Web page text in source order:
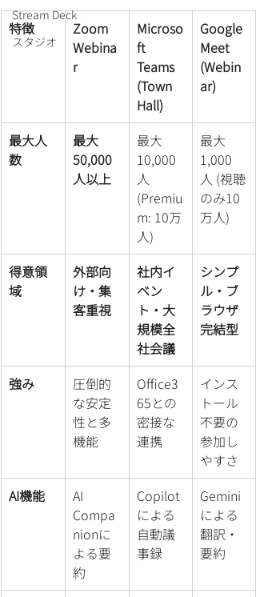
Stream Deck
スタジオ
特徴
Zoom
Webina
r
Microso
ft
Teams
(Town
Hall)
Google
Meet
(Webin
ar)
最大人
数
最大
50,000
人以上
最大
10,000
人
(Premiu
m: 10万
人)
最大
1,000
人 (視聴
のみ10
万人)
得意領
域
外部向
け・集
客重視
社内イ
ベン
ト・大
規模全
社会議
シンプ
ル・ブ
ラウザ
完結型
強み
圧倒的
な安定
性と多
機能
Office3
65との
密接な
連携
インス
トール
不要の
参加し
やすさ
AI機能
AI
Compa
nionに
よる要
約
Copilot
による
自動議
事録
Gemini
による
翻訳・
要約